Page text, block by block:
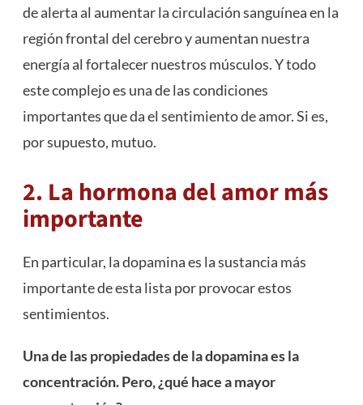
de alerta al aumentar la circulación sanguínea en la
región frontal del cerebro y aumentan nuestra
energía al fortalecer nuestros músculos. Y todo
este complejo es una de las condiciones
importantes que da el sentimiento de amor. Si es,
por supuesto, mutuo.
2. La hormona del amor más
importante
En particular, la dopamina es la sustancia más
importante de esta lista por provocar estos
sentimientos.
Una de las propiedades de la dopamina es la
concentración. Pero, ¿qué hace a mayor